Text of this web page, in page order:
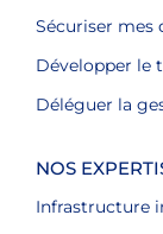
Sécuriser mes
Développer le
Déléguer la
NOS
Infrastructure